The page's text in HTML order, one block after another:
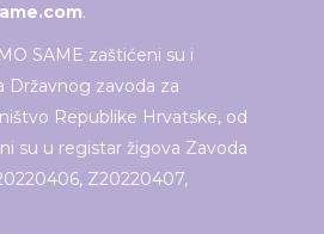
.
SAME zaštićeni su i
zavoda za
Republike Hrvatske, od
su u registar žigova Zavoda
Z20220407,